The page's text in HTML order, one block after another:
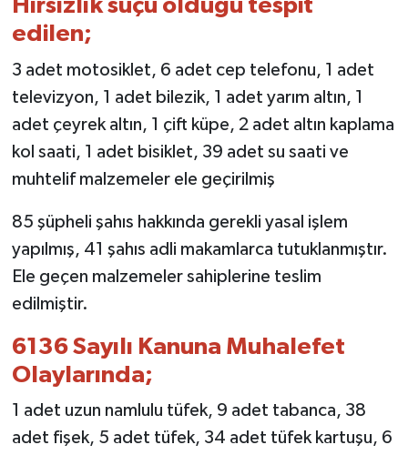
Hırsızlık suçu olduğu tespit
edilen;
3 adet motosiklet, 6 adet cep telefonu, 1 adet
televizyon, 1 adet bilezik, 1 adet yarım altın, 1
adet çeyrek altın, 1 çift küpe, 2 adet altın kaplama
kol saati, 1 adet bisiklet, 39 adet su saati ve
muhtelif malzemeler ele geçirilmiş
85 şüpheli şahıs hakkında gerekli yasal işlem
yapılmış, 41 şahıs adli makamlarca tutuklanmıştır.
Ele geçen malzemeler sahiplerine teslim
edilmiştir.
6136 Sayılı Kanuna Muhalefet
Olaylarında;
1 adet uzun namlulu tüfek, 9 adet tabanca, 38
adet fişek, 5 adet tüfek, 34 adet tüfek kartuşu, 6